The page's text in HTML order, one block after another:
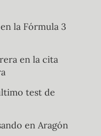
la Fórmula 3
en la cita
test de
en Aragón